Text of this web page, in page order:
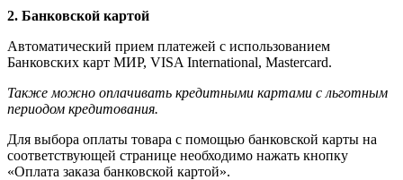
2. Банковской картой
Автоматический прием платежей с использованием
Банковских карт МИР, VISA International, Мastercard.
Также можно оплачивать кредитными картами с льготным
периодом кредитования.
Для выбора оплаты товара с помощью банковской карты на
соответствующей странице необходимо нажать кнопку
«Оплата заказа банковской картой».